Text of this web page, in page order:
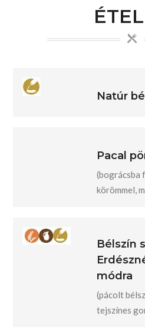
Natúr
Pacal
(bográcsba
körömmel,
Bélszín
módra
(pácolt
tejszínes